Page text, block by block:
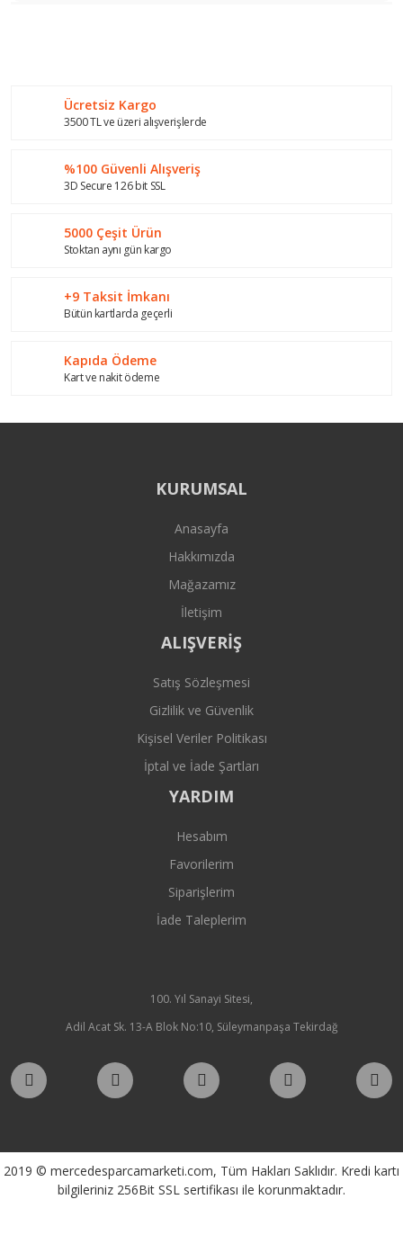
Ürün resmi kalitesiz, bozuk veya görüntülenemiyor.
Ürün bilgilerinde hatalar bulunuyor.
Bu ürüne benzer farklı alternatifler olmalı.
Ücretsiz Kargo
3500 TL ve üzeri alışverişlerde
%100 Güvenli Alışveriş
3D Secure 126 bit SSL
5000 Çeşit Ürün
Stoktan aynı gün kargo
+9 Taksit İmkanı
Bütün kartlarda geçerli
Kapıda Ödeme
Kart ve nakit ödeme
KURUMSAL
Anasayfa
Hakkımızda
Mağazamız
İletişim
ALIŞVERİŞ
Satış Sözleşmesi
Gizlilik ve Güvenlik
Kişisel Veriler Politikası
İptal ve İade Şartları
YARDIM
Hesabım
Favorilerim
Siparişlerim
İade Taleplerim
100. Yıl Sanayi Sitesi,
Adil Acat Sk. 13-A Blok No:10, Süleymanpaşa Tekirdağ
2019 © mercedesparcamarketi.com, Tüm Hakları Saklıdır. Kredi kartı
bilgileriniz 256Bit SSL sertifikası ile korunmaktadır.